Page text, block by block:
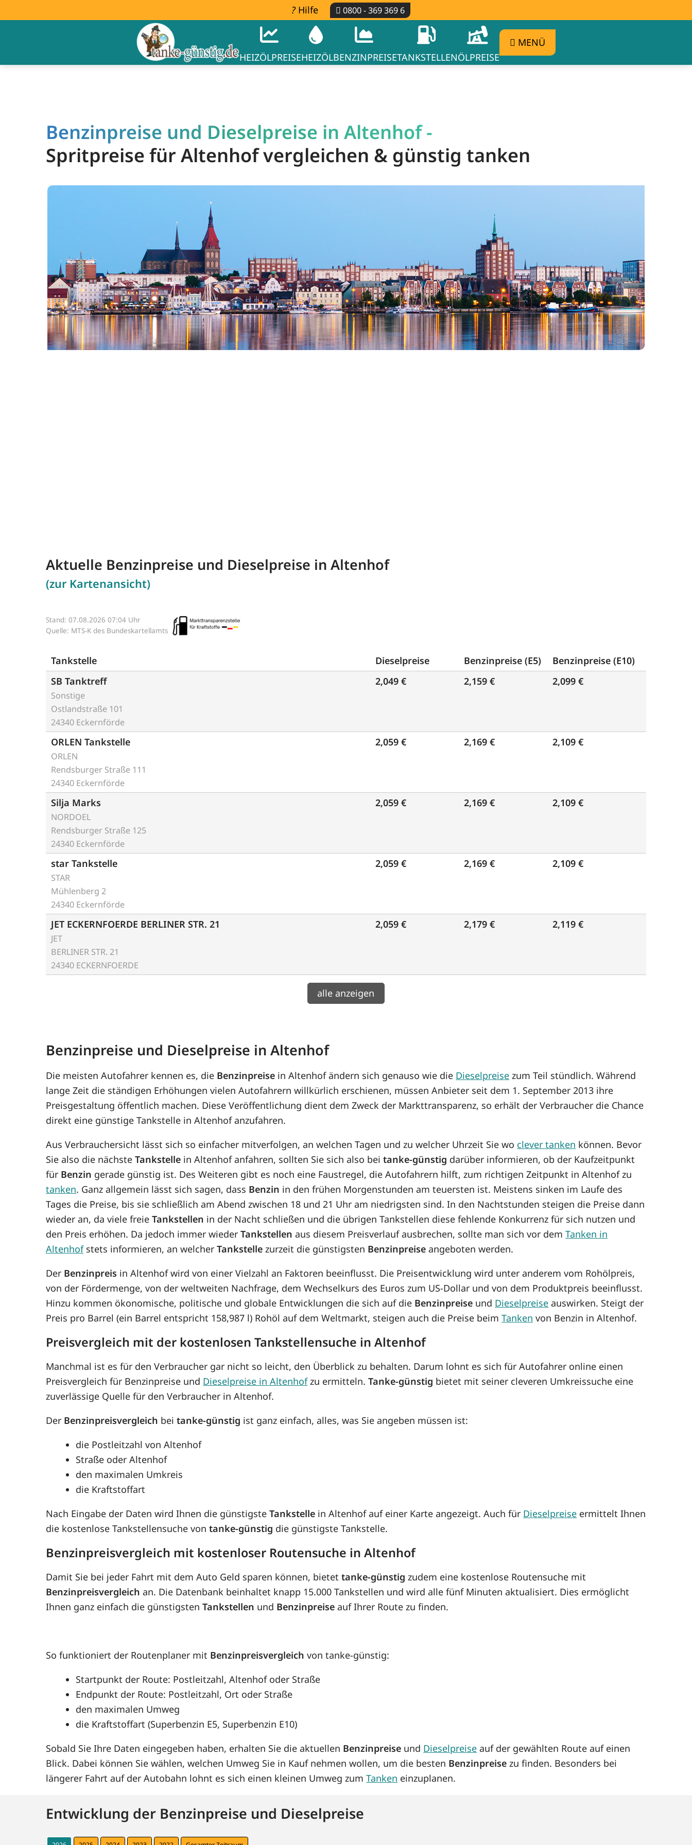
Hilfe 0800 - 369 369 6
HEIZÖLPREISEHEIZÖLBENZINPREISETANKSTELLENÖLPREISE
MENÜ
Benzinpreise und Dieselpreise in Altenhof -
Spritpreise für Altenhof vergleichen & günstig tanken
Aktuelle Benzinpreise und Dieselpreise in Altenhof
(zur Kartenansicht)
Stand: 07.08.2026 07:04 Uhr
Quelle: MTS-K des Bundeskartellamts
Tankstelle Dieselpreise Benzinpreise (E5)
Benzinpreise (E10)
SB Tanktreff
Sonstige
Ostlandstraße 101
24340 Eckernförde
2,049 € 2,159 € 2,099 €
ORLEN Tankstelle
ORLEN
Rendsburger Straße 111
24340 Eckernförde
2,059 € 2,169 € 2,109 €
Silja Marks
NORDOEL
Rendsburger Straße 125
24340 Eckernförde
2,059 € 2,169 € 2,109 €
star Tankstelle
STAR
Mühlenberg 2
24340 Eckernförde
2,059 € 2,169 € 2,109 €
JET ECKERNFOERDE BERLINER STR. 21
JET
BERLINER STR. 21
24340 ECKERNFOERDE
2,059 € 2,179 € 2,119 €
alle anzeigen
Benzinpreise und Dieselpreise in Altenhof
Die meisten Autofahrer kennen es, die Benzinpreise in Altenhof ändern sich genauso wie die Dieselpreise zum Teil stündlich. Während
lange Zeit die ständigen Erhöhungen vielen Autofahrern willkürlich erschienen, müssen Anbieter seit dem 1. September 2013 ihre
Preisgestaltung öffentlich machen. Diese Veröffentlichung dient dem Zweck der Markttransparenz, so erhält der Verbraucher die Chance
direkt eine günstige Tankstelle in Altenhof anzufahren.
Aus Verbrauchersicht lässt sich so einfacher mitverfolgen, an welchen Tagen und zu welcher Uhrzeit Sie wo clever tanken können. Bevor
Sie also die nächsteTankstelle in Altenhof anfahren, sollten Sie sich also beitanke-günstig darüber informieren, ob der Kaufzeitpunkt
für Benzin gerade günstig ist. Des Weiteren gibt es noch eine Faustregel, die Autofahrern hilft, zum richtigen Zeitpunkt in Altenhof zu
tanken. Ganz allgemein lässt sich sagen, dass Benzin in den frühen Morgenstunden am teuersten ist. Meistens sinken im Laufe des
Tages die Preise, bis sie schließlich am Abend zwischen 18 und 21 Uhr am niedrigsten sind. In den Nachtstunden steigen die Preise dann
wieder an, da viele freieTankstellen in der Nacht schließen und die übrigen Tankstellen diese fehlende Konkurrenz für sich nutzen und
den Preis erhöhen. Da jedoch immer wiederTankstellen aus diesem Preisverlauf ausbrechen, sollte man sich vor demTanken in
Altenhofstets informieren, an welcherTankstelle zurzeit die günstigsten Benzinpreise angeboten werden.
Der Benzinpreis in Altenhof wird von einer Vielzahl an Faktoren beeinflusst. Die Preisentwicklung wird unter anderem vom Rohölpreis,
von der Fördermenge, von der weltweiten Nachfrage, dem Wechselkurs des Euros zum US-Dollar und von dem Produktpreis beeinflusst.
Hinzu kommen ökonomische, politische und globale Entwicklungen die sich auf die Benzinpreise und Dieselpreise auswirken. Steigt der
Preis pro Barrel (ein Barrel entspricht 158,987 l) Rohöl auf dem Weltmarkt, steigen auch die Preise beimTanken von Benzin in Altenhof.
Preisvergleich mit der kostenlosen Tankstellensuche in Altenhof
Manchmal ist es für den Verbraucher gar nicht so leicht, den Überblick zu behalten. Darum lohnt es sich für Autofahrer online einen
Preisvergleich für Benzinpreise und Dieselpreise in Altenhofzu ermitteln.Tanke-günstig bietet mit seiner cleveren Umkreissuche eine
zuverlässige Quelle für den Verbraucher in Altenhof.
Der Benzinpreisvergleich beitanke-günstig ist ganz einfach, alles, was Sie angeben müssen ist:
die Postleitzahl von Altenhof
Straße oder Altenhof
den maximalen Umkreis
die Kraftstoffart
Nach Eingabe der Daten wird Ihnen die günstigsteTankstelle in Altenhof auf einer Karte angezeigt. Auch für Dieselpreise ermittelt Ihnen
die kostenlose Tankstellensuche vontanke-günstig die günstigste Tankstelle.
Benzinpreisvergleich mit kostenloser Routensuche in Altenhof
Damit Sie bei jeder Fahrt mit dem Auto Geld sparen können, bietettanke-günstig zudem eine kostenlose Routensuche mit
Benzinpreisvergleich an. Die Datenbank beinhaltet knapp 15.000 Tankstellen und wird alle fünf Minuten aktualisiert. Dies ermöglicht
Ihnen ganz einfach die günstigstenTankstellen und Benzinpreise auf Ihrer Route zu finden.
So funktioniert der Routenplaner mit Benzinpreisvergleich von tanke-günstig:
Startpunkt der Route: Postleitzahl, Altenhof oder Straße
Endpunkt der Route: Postleitzahl, Ort oder Straße
den maximalen Umweg
die Kraftstoffart (Superbenzin E5, Superbenzin E10)
Sobald Sie Ihre Daten eingegeben haben, erhalten Sie die aktuellen Benzinpreise und Dieselpreise auf der gewählten Route auf einen
Blick. Dabei können Sie wählen, welchen Umweg Sie in Kauf nehmen wollen, um die besten Benzinpreise zu finden. Besonders bei
längerer Fahrt auf der Autobahn lohnt es sich einen kleinen Umweg zumTanken einzuplanen.
Entwicklung der Benzinpreise und Dieselpreise